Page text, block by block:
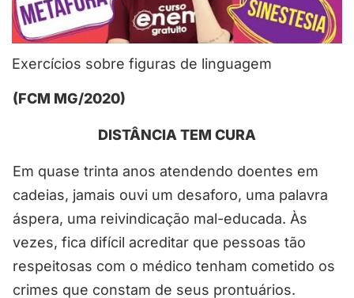
Exercícios sobre figuras de linguagem
(FCM MG/2020)
DISTÂNCIA TEM CURA
Em quase trinta anos atendendo doentes em
cadeias, jamais ouvi um desaforo, uma palavra
áspera, uma reivindicação mal-educada. Às
vezes, fica difícil acreditar que pessoas tão
respeitosas com o médico tenham cometido os
crimes que constam de seus prontuários.